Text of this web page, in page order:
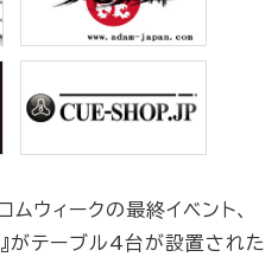
ウィークの最終イベント、
がテーブル4台が設置された